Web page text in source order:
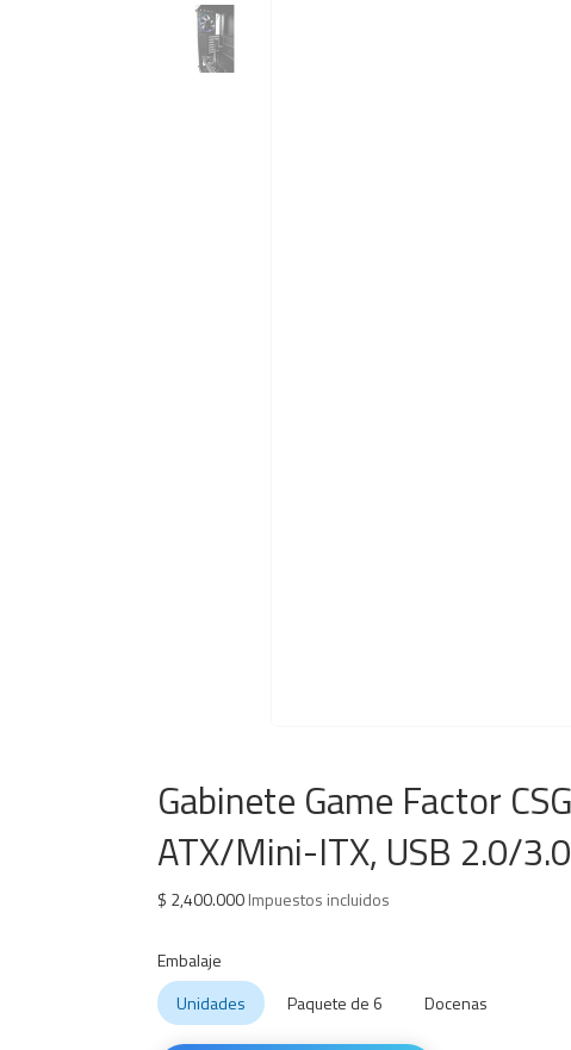
Gabinete Game Factor
ATX/Mini-ITX, USB 2.0/
$ 2,400.000Impuestos incluidos
Embalaje
Unidades
Paquete de 6 Docenas